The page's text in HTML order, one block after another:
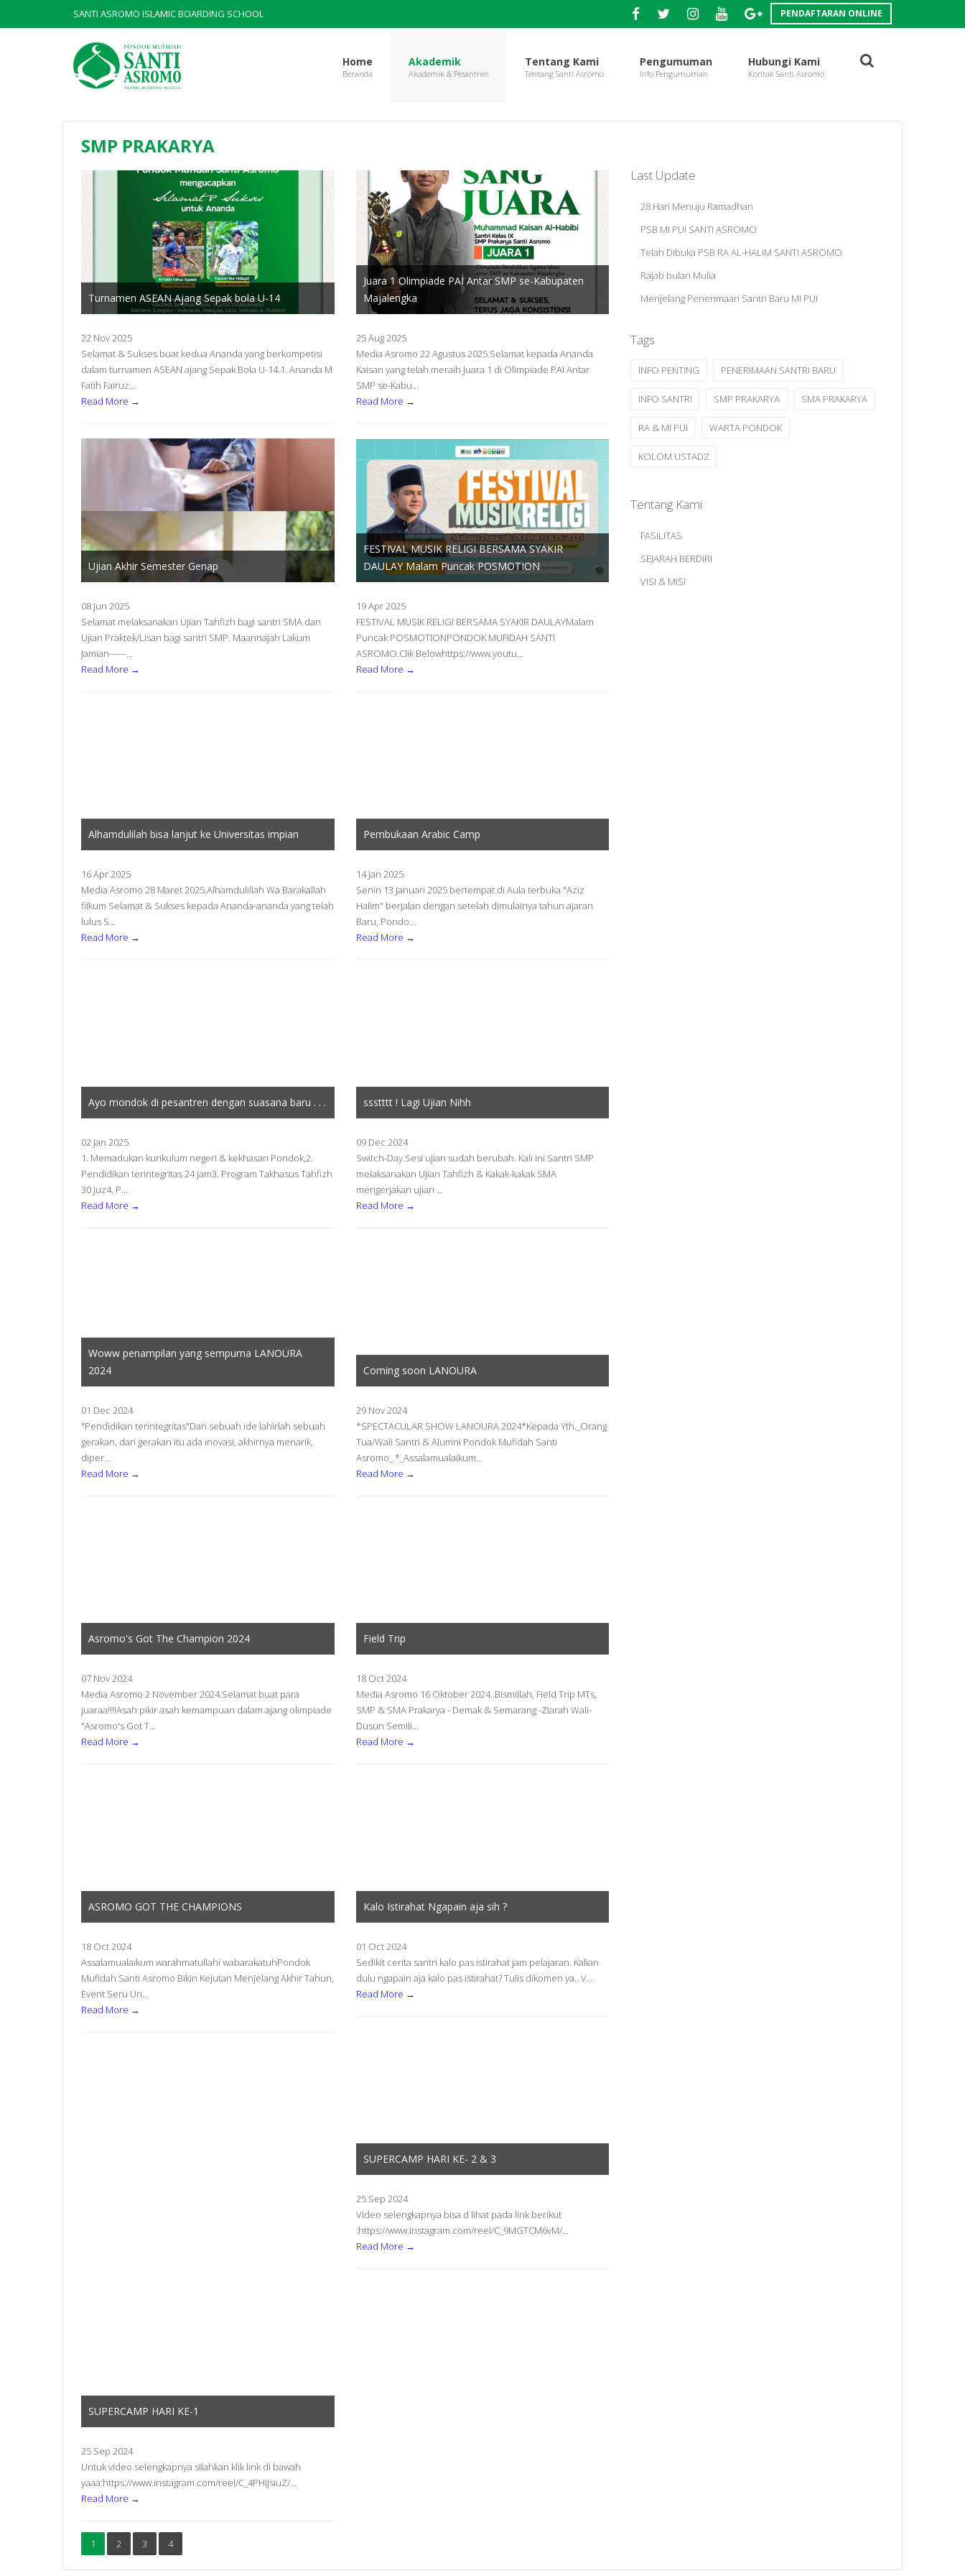
SANTI ASROMO ISLAMIC BOARDING SCHOOL PENDAFTARAN ONLINE
Home Akademik Tentang Kami Pengumuman Hubungi Kami
SMP PRAKARYA
Turnamen ASEAN Ajang Sepak bola U-14
22 Nov 2025
Selamat & Sukses buat kedua Ananda yang berkompetisi
dalam turnamen ASEAN ajang Sepak Bola U-14.1. Ananda M
Fatih Fairuz...
Read More →
Juara 1 Olimpiade PAI Antar SMP se-Kabupaten
Majalengka
25 Aug 2025
Media Asromo 22 Agustus 2025.Selamat kepada Ananda
Kaisan yang telah meraih Juara 1 di Olimpiade PAI Antar
SMP se-Kabu...
Read More →
Ujian Akhir Semester Genap
08 Jun 2025
Selamat melaksanakan Ujian Tahfizh bagi santri SMA dan
Ujian Praktek/Lisan bagi santri SMP. Maannajah Lakum
Jamian------...
Read More →
FESTIVAL MUSIK RELIGI BERSAMA SYAKIR
DAULAY Malam Puncak POSMOTION
19 Apr 2025
FESTIVAL MUSIK RELIGI BERSAMA SYAKIR DAULAYMalam
Puncak POSMOTIONPONDOK MUFIDAH SANTI
ASROMO.Clik Belowhttps://www.youtu...
Read More →
Alhamdulilah bisa lanjut ke Universitas impian
16 Apr 2025
Media Asromo 28 Maret 2025.Alhamdulillah Wa Barakallah
fiikum Selamat & Sukses kepada Ananda-ananda yang telah
lulus S...
Read More →
Pembukaan Arabic Camp
14 Jan 2025
Senin 13 Januari 2025 bertempat di Aula terbuka "Aziz
Halim" berjalan dengan setelah dimulainya tahun ajaran
Baru, Pondo...
Read More →
Ayo mondok di pesantren dengan suasana baru . . .
02 Jan 2025
1. Memadukan kurikulum negeri & kekhasan Pondok,2.
Pendidikan terintegritas 24 jam3. Program Takhasus Tahfizh
30 Juz4. P...
Read More →
ssstttt ! Lagi Ujian Nihh
09 Dec 2024
Switch-Day.Sesi ujian sudah berubah. Kali ini Santri SMP
melaksanakan Ujian Tahfizh & Kakak-kakak SMA
mengerjakan ujian ...
Read More →
Woww penampilan yang sempurna LANOURA
2024
01 Dec 2024
"Pendidikan terintegritas"Dari sebuah ide lahirlah sebuah
gerakan, dari gerakan itu ada inovasi, akhirnya menarik,
diper...
Read More →
Coming soon LANOURA
29 Nov 2024
*SPECTACULAR SHOW LANOURA 2024*Kepada Yth._Orang
Tua/Wali Santri & Alumni Pondok Mufidah Santi
Asromo_.*_Assalamualaikum...
Read More →
Asromo's Got The Champion 2024
07 Nov 2024
Media Asromo 2 November 2024.Selamat buat para
juaraa!!!!Asah pikir asah kemampuan dalam ajang olimpiade
"Asromo's Got T...
Read More →
Field Trip
18 Oct 2024
Media Asromo 16 Oktober 2024..Bismillah, Field Trip MTs,
SMP & SMA Prakarya - Demak & Semarang -Ziarah Wali-
Dusun Semili...
Read More →
ASROMO GOT THE CHAMPIONS
18 Oct 2024
Assalamualaikum warahmatullahi wabarakatuhPondok
Mufidah Santi Asromo Bikin Kejutan Menjelang Akhir Tahun,
Event Seru Un...
Read More →
Kalo Istirahat Ngapain aja sih ?
01 Oct 2024
Sedikit cerita santri kalo pas istirahat jam pelajaran. Kalian
dulu ngapain aja kalo pas istirahat? Tulis dikomen ya.. V...
Read More →
SUPERCAMP HARI KE- 2 & 3
25 Sep 2024
Video selengkapnya bisa d lihat pada link berikut
:https://www.instagram.com/reel/C_9MGTCM6vM/...
Read More →
SUPERCAMP HARI KE-1
25 Sep 2024
Untuk video selengkapnya silahkan klik link di bawah
yaaa:https://www.instagram.com/reel/C_4PHiJsiuZ/...
Read More →
1 2 3 4
Last Update
28 Hari Menuju Ramadhan
PSB MI PUI SANTI ASROMO
Telah Dibuka PSB RA AL-HALIM SANTI ASROMO
Rajab bulan Mulia
Menjelang Penerimaan Santri Baru MI PUI
Tags
INFO PENTING PENERIMAAN SANTRI BARU
INFO SANTRI SMP PRAKARYA SMA PRAKARYA
RA & MI PUI WARTA PONDOK
KOLOM USTADZ
Tentang Kami
FASILITAS
SEJARAH BERDIRI
VISI & MISI